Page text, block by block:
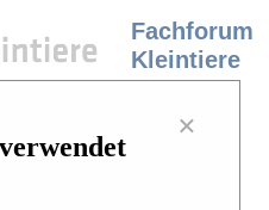
Fachforum
Kleintiere
|
×